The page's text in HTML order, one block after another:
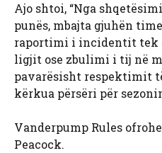
Ajo shtoi, “Nga
punës, mbajta gjuhën
raportimi i incidentit tek
ligjit ose zbulimi i tij në
pavarësisht respektimit
kërkua përsëri për
Vanderpump Rules
Peacock.